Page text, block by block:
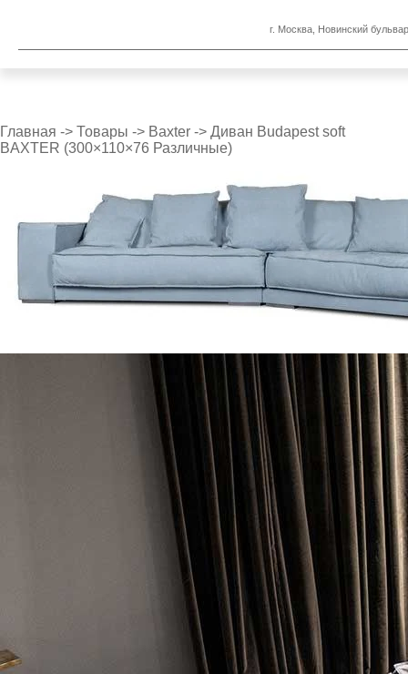
г. Москва, Новинский
Главная -> Товары -> Baxter -> Диван Budapest soft
BAXTER (300×110×76 Различные)